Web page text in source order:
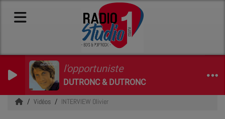
l'opportuniste
DUTRONC & DUTRONC
Vidéos INTERVIEW Olivier